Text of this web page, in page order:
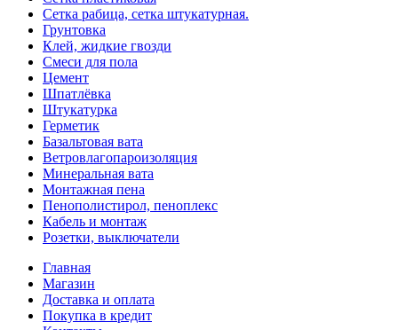
Сетка рабица, сетка штукатурная.
Грунтовка
Клей, жидкие гвозди
Смеси для пола
Цемент
Шпатлёвка
Штукатурка
Герметик
Базальтовая вата
Ветровлагопароизоляция
Минеральная вата
Монтажная пена
Пенополистирол, пеноплекс
Кабель и монтаж
Розетки, выключатели
Главная
Магазин
Доставка и оплата
Покупка в кредит